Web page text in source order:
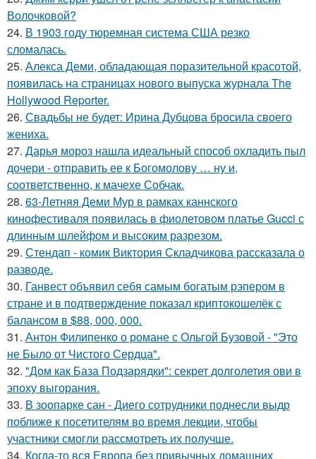
Волочковой?
24. В 1903 году тюремная система США резко
сломалась.
25. Алекса Деми, обладающая поразительной красотой,
появилась на страницах нового выпуска журнала The
Hollywood Reporter.
26. Свадьбы не будет: Ирина Дубцова бросила своего
жениха.
27. Дарья мороз нашла идеальный способ охладить пыл
дочери - отправить ее к Богомолову … ну и,
соответственно, к мачехе Собчак.
28. 63-Летняя Деми Мур в рамках каннского
кинофестиваля появилась в фиолетовом платье Gucci с
длинным шлейфом и высоким разрезом.
29. Стендап - комик Виктория Складчикова рассказала о
разводе.
30. Ганвест объявил себя самым богатым рэпером в
стране и в подтверждение показал криптокошелёк с
балансом в $88, 000, 000.
31. Антон Филипенко о романе с Ольгой Бузовой - "Это
не Было от Чистого Сердца".
32. "Дом как База Подзарядки": секрет долголетия ови в
эпоху выгорания.
33. В зоопарке сан - Диего сотрудники поднесли выдр
поближе к посетителям во время лекции, чтобы
участники смогли рассмотреть их получше.
34. Когда-то вся Европа без привычных домашних